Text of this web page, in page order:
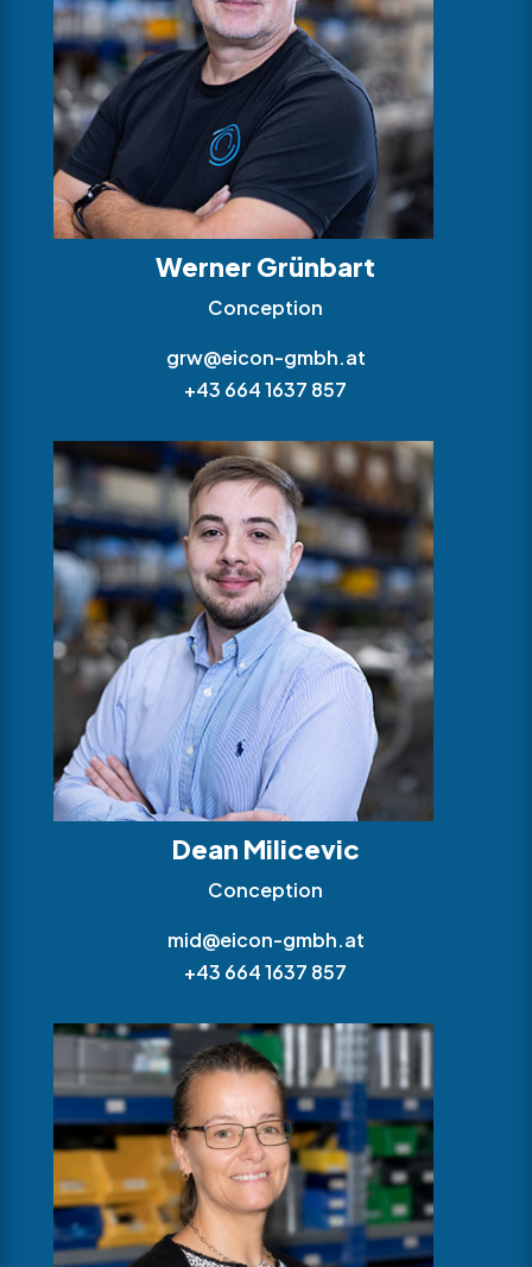
Werner Grünbart
Conception
grw@eicon-gmbh.at
+43 664 1637 857
Dean Milicevic
Conception
mid@eicon-gmbh.at
+43 664 1637 857